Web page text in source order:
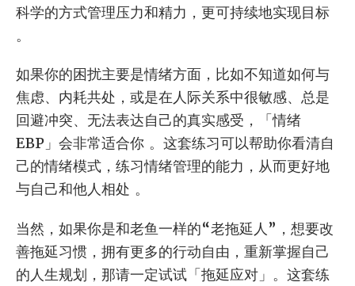
科学的方式管理压力和精力，更可持续地实现目标
。
如果你的困扰主要是情绪方面，比如不知道如何与
焦虑、内耗共处，或是在人际关系中很敏感、总是
回避冲突、无法表达自己的真实感受，「情绪
EBP」会非常适合你 。这套练习可以帮助你看清自
己的情绪模式，练习情绪管理的能力，从而更好地
与自己和他人相处 。
当然，如果你是和老鱼一样的“老拖延人”，想要改
善拖延习惯，拥有更多的行动自由，重新掌握自己
的人生规划，那请一定试试「拖延应对」。这套练